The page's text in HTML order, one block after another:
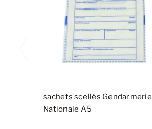
sachets scellés Gendarmerie
Nationale A5